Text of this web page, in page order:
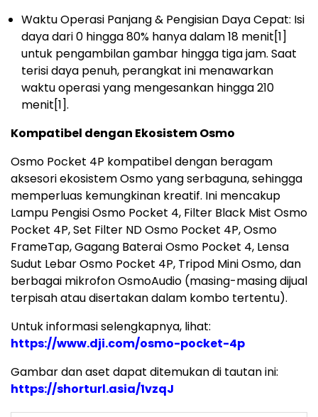
Waktu Operasi Panjang & Pengisian Daya Cepat: Isi
daya dari 0 hingga 80% hanya dalam 18 menit[1]
untuk pengambilan gambar hingga tiga jam. Saat
terisi daya penuh, perangkat ini menawarkan
waktu operasi yang mengesankan hingga 210
menit[1].
Kompatibel dengan Ekosistem Osmo
Osmo Pocket 4P kompatibel dengan beragam
aksesori ekosistem Osmo yang serbaguna, sehingga
memperluas kemungkinan kreatif. Ini mencakup
Lampu Pengisi Osmo Pocket 4, Filter Black Mist Osmo
Pocket 4P, Set Filter ND Osmo Pocket 4P, Osmo
FrameTap, Gagang Baterai Osmo Pocket 4, Lensa
Sudut Lebar Osmo Pocket 4P, Tripod Mini Osmo, dan
berbagai mikrofon OsmoAudio (masing-masing dijual
terpisah atau disertakan dalam kombo tertentu).
Untuk informasi selengkapnya, lihat:
https://www.dji.com/osmo-pocket-4p
Gambar dan aset dapat ditemukan di tautan ini:
https://shorturl.asia/1vzqJ